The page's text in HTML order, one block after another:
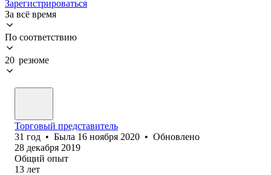
Зарегистрироваться
За всё время
По соответствию
20 резюме
Торговый представитель
31 год • Была 16 ноября 2020 • Обновлено
28 декабря 2019
Общий опыт
13 лет